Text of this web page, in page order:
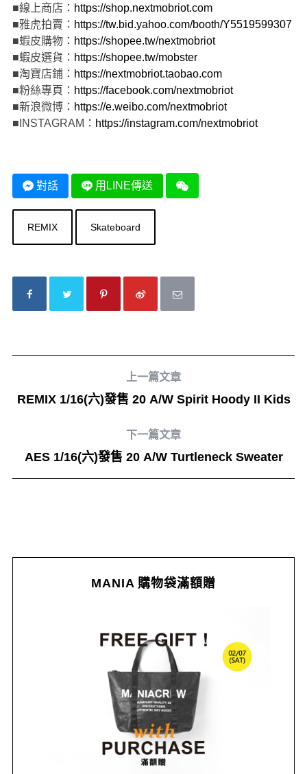
■線上商店： https://shop.nextmobriot.com
■雅虎拍賣： https://tw.bid.yahoo.com/booth/Y5519599307
■蝦皮購物： https://shopee.tw/nextmobriot
■蝦皮選貨： https://shopee.tw/mobster
■淘寶店鋪： https://nextmobriot.taobao.com
■粉絲專頁： https://facebook.com/nextmobriot
■新浪微博： https://e.weibo.com/nextmobriot
■INSTAGRAM： https://instagram.com/nextmobriot
對話 用LINE傳送
REMIX Skateboard
上一篇文章
REMIX 1/16(六)發售 20 A/W Spirit Hoody II Kids
下一篇文章
AES 1/16(六)發售 20 A/W Turtleneck Sweater
MANIA 購物袋滿額贈